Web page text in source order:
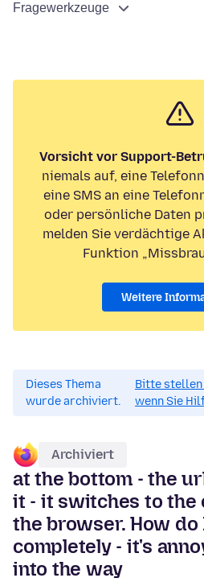
Fragewerkzeuge
Vorsicht vor Support-
niemals auf, eine
eine SMS an eine
oder persönliche Daten
melden Sie verdächtige
Funktion
Weitere
Dieses Thema
wurde archiviert.
Bitte stellen
wenn Sie
Archiviert
at the bottom - the
it - it switches to the
the browser. How
completely - it's
into the way